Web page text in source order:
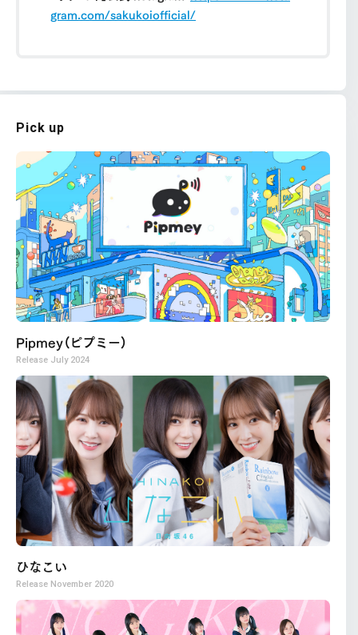
gram.com/sakukoiofficial/
Pick up
Pipmey（ピプミー）
Release July 2024
ひなこい
Release November 2020